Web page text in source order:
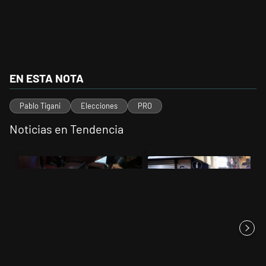
EN ESTA NOTA
Pablo Tigani Elecciones PRO
Noticias en Tendencia
Un artículo de tendencia con el título "Encuesta, mientras el
Un artículo de tendencia con el